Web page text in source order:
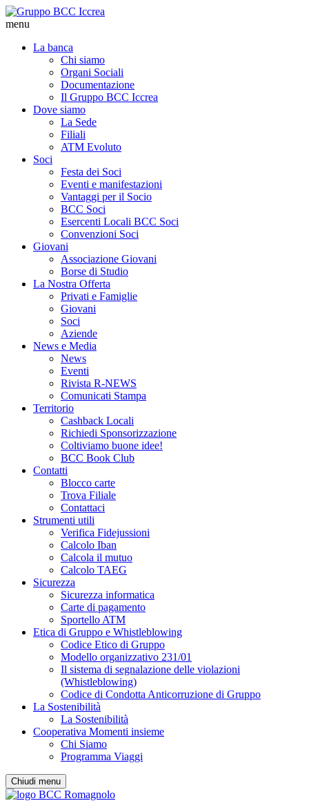
menu
La banca
Chi siamo
Organi Sociali
Documentazione
Il Gruppo BCC Iccrea
Dove siamo
La Sede
Filiali
ATM Evoluto
Soci
Festa dei Soci
Eventi e manifestazioni
Vantaggi per il Socio
BCC Soci
Esercenti Locali BCC Soci
Convenzioni Soci
Giovani
Associazione Giovani
Borse di Studio
La Nostra Offerta
Privati e Famiglie
Giovani
Soci
Aziende
News e Media
News
Eventi
Rivista R-NEWS
Comunicati Stampa
Territorio
Cashback Locali
Richiedi Sponsorizzazione
Coltiviamo buone idee!
BCC Book Club
Contatti
Blocco carte
Trova Filiale
Contattaci
Strumenti utili
Verifica Fidejussioni
Calcolo Iban
Calcola il mutuo
Calcolo TAEG
Sicurezza
Sicurezza informatica
Carte di pagamento
Sportello ATM
Etica di Gruppo e Whistleblowing
Codice Etico di Gruppo
Modello organizzativo 231/01
Il sistema di segnalazione delle violazioni
(Whistleblowing)
Codice di Condotta Anticorruzione di Gruppo
La Sostenibilità
La Sostenibilità
Cooperativa Momenti insieme
Chi Siamo
Programma Viaggi
Chiudi menu